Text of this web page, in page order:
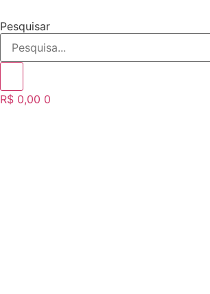
para
conteúdo
Pesquisar
R$ 0,00 0